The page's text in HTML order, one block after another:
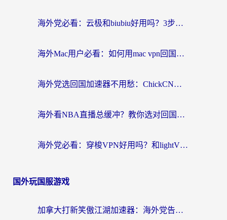
海外党必看：云极和biubiu好用吗？3步选对回国加速器，无缝刷国内剧玩手游
海外Mac用户必看：如何用mac vpn回国实现无缝刷国内剧玩国服？
海外党选回国加速器不用愁：ChickCN和SpeedCN好用吗？实测对比+避坑指南
海外看NBA直播总缓冲？教你选对回国加速器，无缝看球还能刷国内剧
海外党必看：穿梭VPN好用吗？和lightVPN对比哪个回国效果更好？附真实体验与选择指南
国外玩国服游戏
加拿大打新笑傲江湖加速器：海外党告别延迟卡顿的实用指南